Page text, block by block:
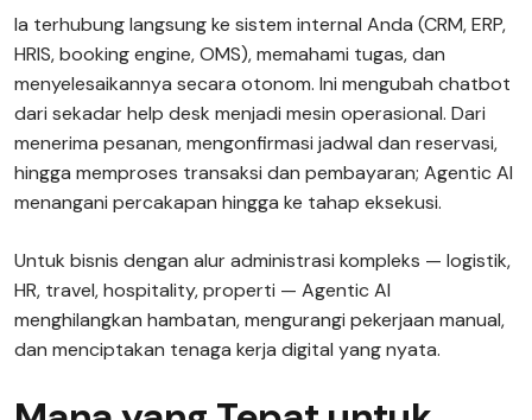
Ia terhubung langsung ke sistem internal Anda (CRM, ERP,
HRIS, booking engine, OMS), memahami tugas, dan
menyelesaikannya secara otonom. Ini mengubah chatbot
dari sekadar help desk menjadi mesin operasional. Dari
menerima pesanan, mengonfirmasi jadwal dan reservasi,
hingga memproses transaksi dan pembayaran; Agentic AI
menangani percakapan hingga ke tahap eksekusi.
Untuk bisnis dengan alur administrasi kompleks — logistik,
HR, travel, hospitality, properti — Agentic AI
menghilangkan hambatan, mengurangi pekerjaan manual,
dan menciptakan tenaga kerja digital yang nyata.